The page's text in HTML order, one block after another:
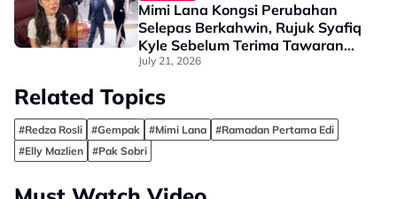
Mimi Lana Kongsi Perubahan
Selepas Berkahwin, Rujuk Syafiq
Kyle Sebelum Terima Tawaran
Lakonan - "Apa-Apa Keputusan
July 21, 2026
Related Topics
#Redza Rosli #Gempak #Mimi Lana
#Ramadan Pertama Edi
#Elly Mazlien
#Pak Sobri